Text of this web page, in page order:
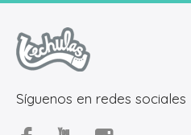
Síguenos en redes sociales